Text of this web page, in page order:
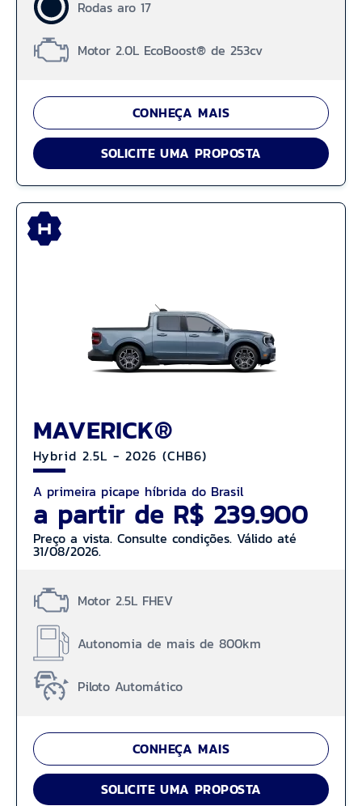
Rodas aro 17
Motor 2.0L EcoBoost® de 253cv
CONHEÇA MAIS
SOLICITE UMA PROPOSTA
MAVERICK®
Hybrid 2.5L - 2026 (CHB6)
A primeira picape híbrida do Brasil
a partir de R$ 239.900
Preço a vista. Consulte condições. Válido até
31/08/2026.
Motor 2.5L FHEV
Autonomia de mais de 800km
Piloto Automático
CONHEÇA MAIS
SOLICITE UMA PROPOSTA